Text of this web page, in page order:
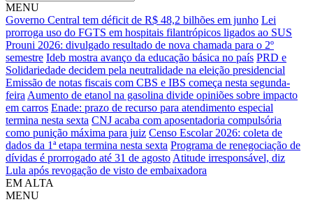
MENU
Governo Central tem déficit de R$ 48,2 bilhões em junho Lei
prorroga uso do FGTS em hospitais filantrópicos ligados ao SUS
Prouni 2026: divulgado resultado de nova chamada para o 2º
semestre Ideb mostra avanço da educação básica no país PRD e
Solidariedade decidem pela neutralidade na eleição presidencial
Emissão de notas fiscais com CBS e IBS começa nesta segunda-
feira Aumento de etanol na gasolina divide opiniões sobre impacto
em carros Enade: prazo de recurso para atendimento especial
termina nesta sexta CNJ acaba com aposentadoria compulsória
como punição máxima para juiz Censo Escolar 2026: coleta de
dados da 1ª etapa termina nesta sexta Programa de renegociação de
dívidas é prorrogado até 31 de agosto Atitude irresponsável, diz
Lula após revogação de visto de embaixadora
EM ALTA
MENU